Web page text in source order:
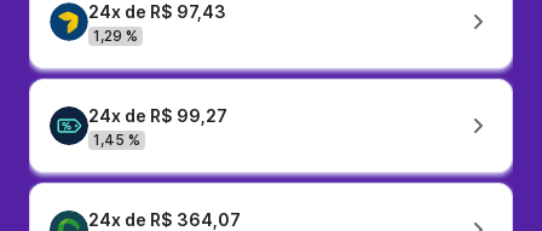
24x de R$ 97,43
1,29 %
24x de R$ 99,27
1,45 %
24x de R$ 364,07